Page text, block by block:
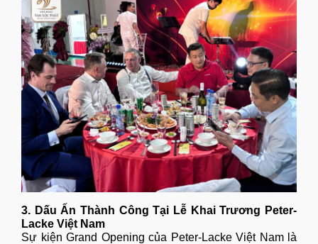
3. Dấu Ấn Thành Công Tại Lễ Khai Trương Peter-
Lacke Việt Nam
Sự kiện Grand Opening của Peter-Lacke Việt Nam là